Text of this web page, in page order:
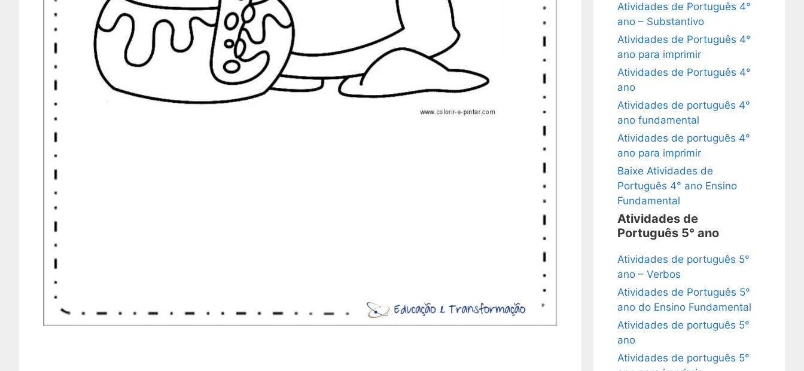
Atividades de Português 4°
ano – Substantivo
Atividades de Português 4°
ano para imprimir
Atividades de Português 4°
ano
Atividades de português 4°
ano fundamental
Atividades de português 4°
ano para imprimir
Baixe Atividades de
Português 4° ano Ensino
Fundamental
Atividades de
Português 5° ano
Atividades de português 5°
ano – Verbos
Atividades de Português 5°
ano do Ensino Fundamental
Atividades de português 5°
ano
Atividades de português 5°